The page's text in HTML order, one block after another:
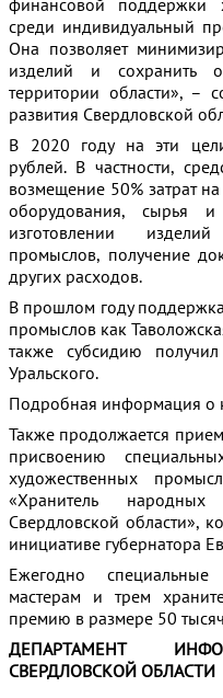
финансовой поддержки
среди индивидуальный
Она позволяет
изделий и сохранить
территории области», –
развития Свердловской
В 2020 году на эти
рублей. В частности,
возмещение 50% затрат
оборудования, сырья
изготовлении
промыслов, получение
других расходов.
В прошлом году
промыслов как
также субсидию
Уральского.
Подробная информация о
Также продолжается
присвоению
художественных
«Хранитель народных
Свердловской области»,
инициативе губернатора
Ежегодно
мастерам и трем
премию в размере 50
ДЕПАРТАМЕНТ
СВЕРДЛОВСКОЙ ОБЛАСТИ